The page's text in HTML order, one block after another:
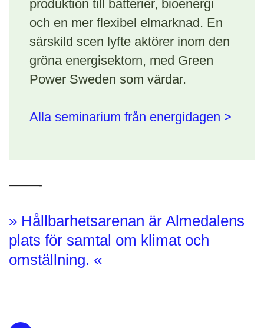
produktion till batterier, bioenergi
och en mer flexibel elmarknad. En
särskild scen lyfte aktörer inom den
gröna energisektorn, med Green
Power Sweden som värdar.
Alla seminarium från energidagen >
———-
» Hållbarhetsarenan är Almedalens
plats för samtal om klimat och
omställning. «